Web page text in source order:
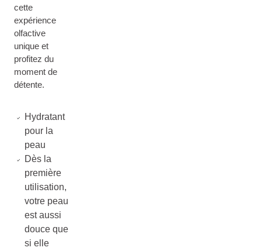
cette
expérience
olfactive
unique et
profitez du
moment de
détente.
Hydratant
pour la
peau
Dès la
première
utilisation,
votre peau
est aussi
douce que
si elle